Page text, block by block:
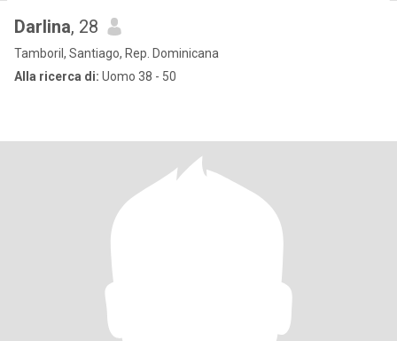
Darlina, 28
Tamboril, Santiago, Rep. Dominicana
Alla ricerca di: Uomo 38 - 50